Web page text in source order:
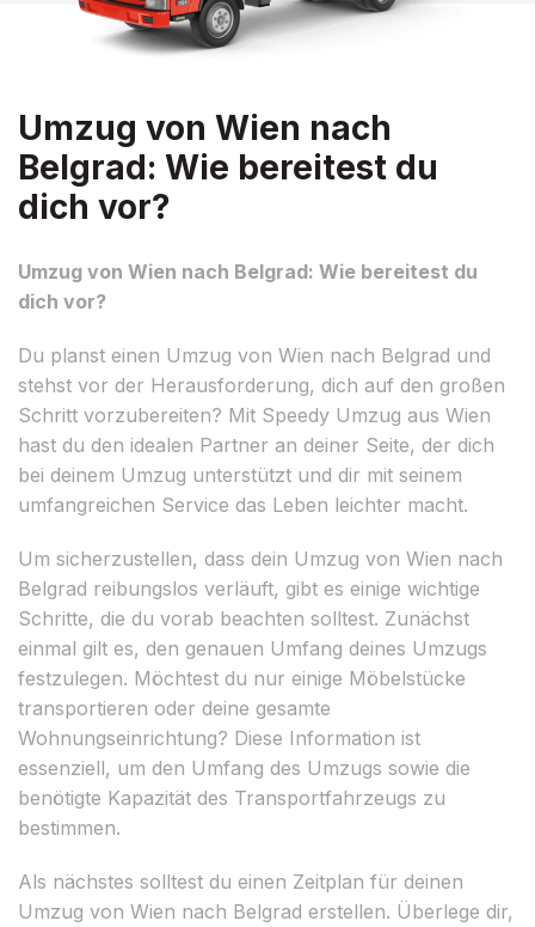
Umzug von Wien nach
Belgrad: Wie bereitest du
dich vor?
Umzug von Wien nach Belgrad: Wie bereitest du
dich vor?
Du planst einen Umzug von Wien nach Belgrad und
stehst vor der Herausforderung, dich auf den großen
Schritt vorzubereiten? Mit Speedy Umzug aus Wien
hast du den idealen Partner an deiner Seite, der dich
bei deinem Umzug unterstützt und dir mit seinem
umfangreichen Service das Leben leichter macht.
Um sicherzustellen, dass dein Umzug von Wien nach
Belgrad reibungslos verläuft, gibt es einige wichtige
Schritte, die du vorab beachten solltest. Zunächst
einmal gilt es, den genauen Umfang deines Umzugs
festzulegen. Möchtest du nur einige Möbelstücke
transportieren oder deine gesamte
Wohnungseinrichtung? Diese Information ist
essenziell, um den Umfang des Umzugs sowie die
benötigte Kapazität des Transportfahrzeugs zu
bestimmen.
Als nächstes solltest du einen Zeitplan für deinen
Umzug von Wien nach Belgrad erstellen. Überlege dir,